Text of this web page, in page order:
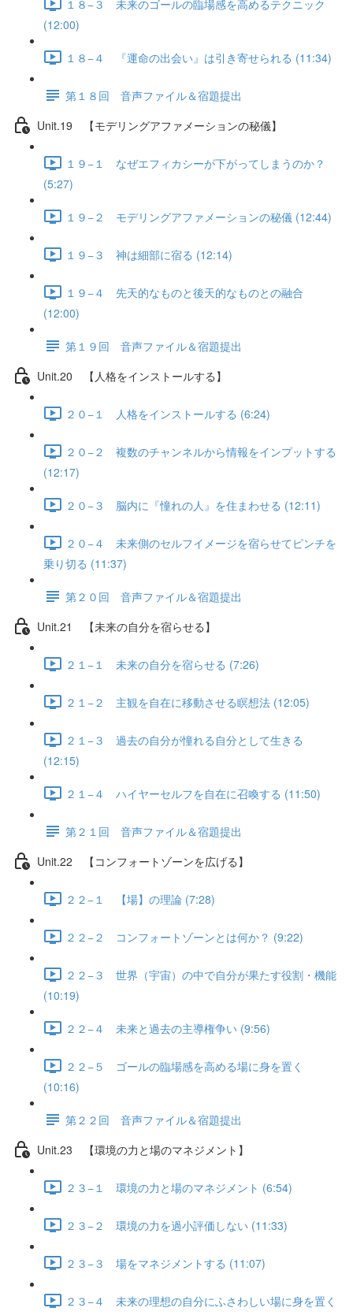
１８−３ 未来のゴールの臨場感を高めるテクニック
(12:00)
１８−４ 『運命の出会い』は引き寄せられる (11:34)
第１８回 音声ファイル＆宿題提出
Unit.19 【モデリングアファメーションの秘儀】
１９−１ なぜエフィカシーが下がってしまうのか？
(5:27)
１９−２ モデリングアファメーションの秘儀 (12:44)
１９−３ 神は細部に宿る (12:14)
１９−４ 先天的なものと後天的なものとの融合
(12:00)
第１９回 音声ファイル＆宿題提出
Unit.20 【人格をインストールする】
２０−１ 人格をインストールする (6:24)
２０−２ 複数のチャンネルから情報をインプットする
(12:17)
２０−３ 脳内に『憧れの人』を住まわせる (12:11)
２０−４ 未来側のセルフイメージを宿らせてピンチを
乗り切る (11:37)
第２０回 音声ファイル＆宿題提出
Unit.21 【未来の自分を宿らせる】
２１−１ 未来の自分を宿らせる (7:26)
２１−２ 主観を自在に移動させる瞑想法 (12:05)
２１−３ 過去の自分が憧れる自分として生きる
(12:15)
２１−４ ハイヤーセルフを自在に召喚する (11:50)
第２１回 音声ファイル＆宿題提出
Unit.22 【コンフォートゾーンを広げる】
２２−１ 【場】の理論 (7:28)
２２−２ コンフォートゾーンとは何か？ (9:22)
２２−３ 世界（宇宙）の中で自分が果たす役割・機能
(10:19)
２２−４ 未来と過去の主導権争い (9:56)
２２−５ ゴールの臨場感を高める場に身を置く
(10:16)
第２２回 音声ファイル＆宿題提出
Unit.23 【環境の力と場のマネジメント】
２３−１ 環境の力と場のマネジメント (6:54)
２３−２ 環境の力を過小評価しない (11:33)
２３−３ 場をマネジメントする (11:07)
２３−４ 未来の理想の自分にふさわしい場に身を置く